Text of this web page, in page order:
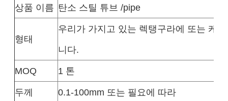
상품 이름 탄소 스틸 튜브 /pipe
형태
우리가 가지고 있는 렉탱구라에 또는 케
니다.
MOQ
1 톤
두께
0.1-100mm 또는 필요에 따라